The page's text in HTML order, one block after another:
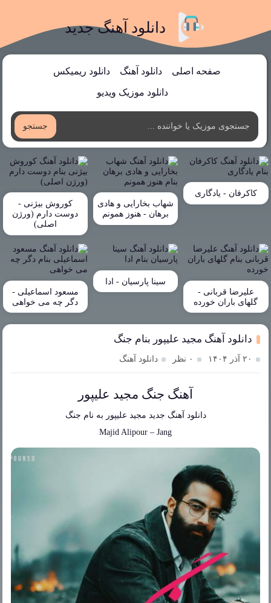
دانلود آهنگ جدید
صفحه اصلی دانلود آهنگ دانلود ریمیکس
دانلود موزیک ویدیو
جستجو
کاکرفان - یادگاری
شهاب بخارایی و هادی
برهان - هنوز همونم
کوروش بیژنی -
دوست دارم (ورژن
اصلی)
علیرضا قربانی -
گلهای باران خورده
سینا پارسیان - ادا
مسعود اسماعیلی -
دگر چه می خواهی
دانلود آهنگ مجید علیپور بنام جنگ
۲۰ آذر ۱۴۰۴ ۰ نظر دانلود آهنگ
آهنگ جنگ مجید علیپور
دانلود آهنگ جدید مجید علیپور به نام جنگ
Majid Alipour – Jang